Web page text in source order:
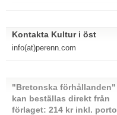
Kontakta Kultur i öst
info(at)perenn.com
"Bretonska förhållanden"
kan beställas direkt från
förlaget: 214 kr inkl. porto